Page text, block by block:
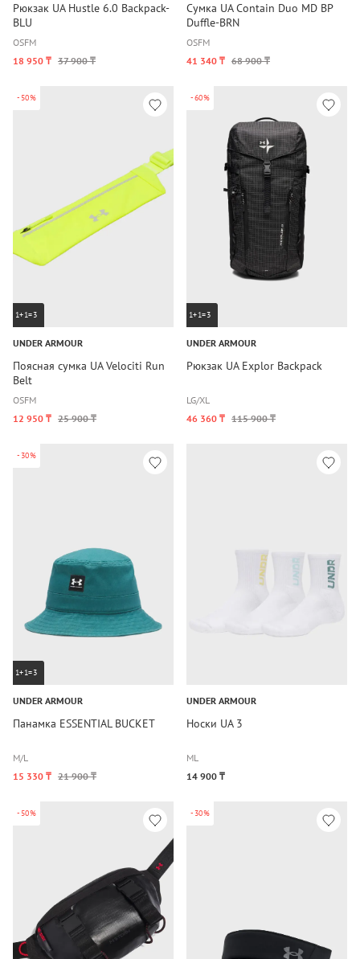
Рюкзак UA Hustle 6.0 Backpack-
BLU
OSFM
18 950 ₸ 37 900 ₸
Сумка UA Contain Duo MD BP
Duffle-BRN
OSFM
41 340 ₸ 68 900 ₸
-50%
1+1=3
UNDER ARMOUR
Поясная сумка UA Velociti Run
Belt
OSFM
12 950 ₸ 25 900 ₸
-60%
1+1=3
UNDER ARMOUR
Рюкзак UA Explor Backpack
LG/XL
46 360 ₸ 115 900 ₸
-30%
1+1=3
UNDER ARMOUR
Панамка ESSENTIAL BUCKET
M/L
15 330 ₸ 21 900 ₸
UNDER ARMOUR
Носки UA 3
ML
14 900 ₸
-50% -30%